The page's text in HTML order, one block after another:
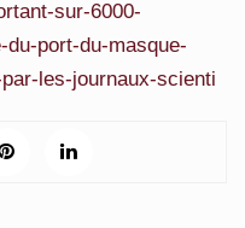
sur-6000-
port-du-masque-
les-journaux-scienti